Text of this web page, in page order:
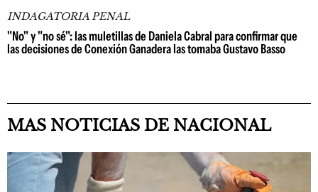
INDAGATORIA PENAL
"No" y "no sé": las muletillas de Daniela Cabral para confirmar que
las decisiones de Conexión Ganadera las tomaba Gustavo Basso
MAS NOTICIAS DE NACIONAL